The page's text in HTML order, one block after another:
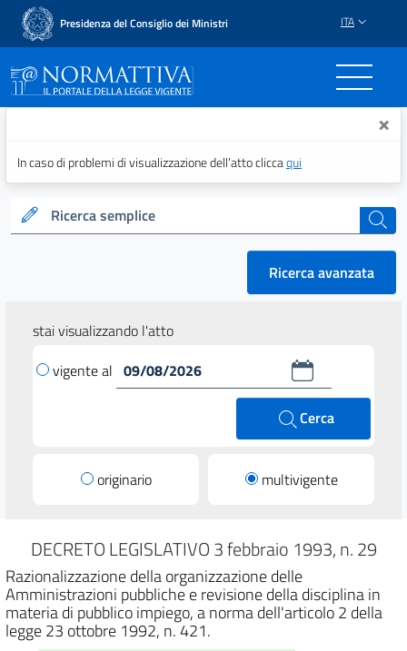
Presidenza del Consiglio dei Ministri ITA
Normattiva - Il portale ×
In caso di problemi di visualizzazione dell’atto cliccaqui
Ricerca semplice cerca
Ricerca avanzata
stai visualizzando l'atto
vigente al
Cerca
originario multivigente
DECRETO LEGISLATIVO 3 febbraio 1993, n. 29
Razionalizzazione della organizzazione delle
Amministrazioni pubbliche e revisione della disciplina in
materia di pubblico impiego, a norma dell'articolo 2 della
legge 23 ottobre 1992, n. 421.